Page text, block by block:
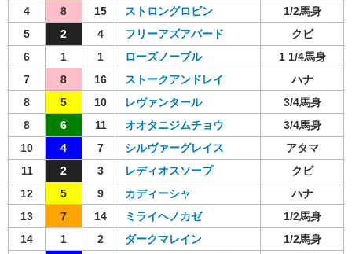
4
8 15 ストロングロビン
1/2馬身
5
2 4 フリーアズアバード
クビ
6
1 1 ローズノーブル
1 1/4馬身
7
8 16 ストークアンドレイ
ハナ
8
5 10 レヴァンタール
3/4馬身
8
6 11 オオタニジムチョウ
3/4馬身
10
4 7 シルヴァーグレイス
アタマ
11
2 3 レディオスソープ
クビ
12
5 9 カディーシャ
ハナ
13
7 14 ミライヘノカゼ
1/2馬身
14
1 2 ダークマレイン
1/2馬身